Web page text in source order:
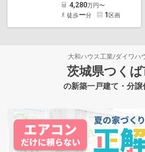
4,280万円〜
徒歩ー分 1 区画
大和ハウス工業/ダイワハ
茨城県つく
の新築一戸建て・分譲